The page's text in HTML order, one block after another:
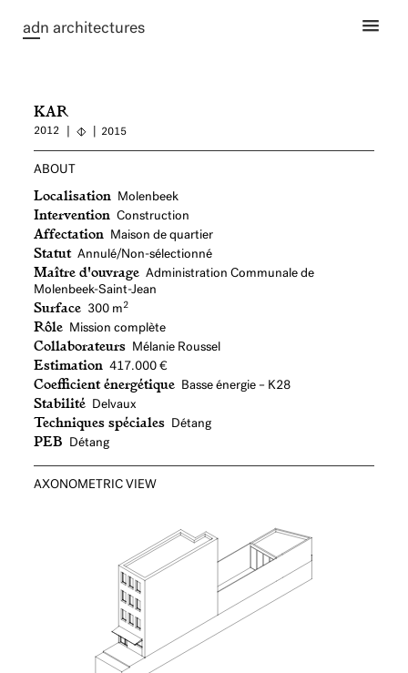
adn architectures
KAR
2012 2015
ABOUT
Localisation Molenbeek
Intervention Construction
Affectation Maison de quartier
Statut Annulé/Non-sélectionné
Maître d'ouvrage Administration Communale de
Molenbeek-Saint-Jean
Surface 300 m2
Rôle Mission complète
Collaborateurs Mélanie Roussel
Estimation 417.000 €
Coefficient énergétique Basse énergie – K28
Stabilité Delvaux
Techniques spéciales Détang
PEB Détang
AXONOMETRIC VIEW